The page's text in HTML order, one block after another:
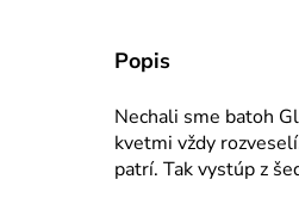
Popis
Nechali sme batoh
kvetmi vždy
patrí. Tak vystúp z